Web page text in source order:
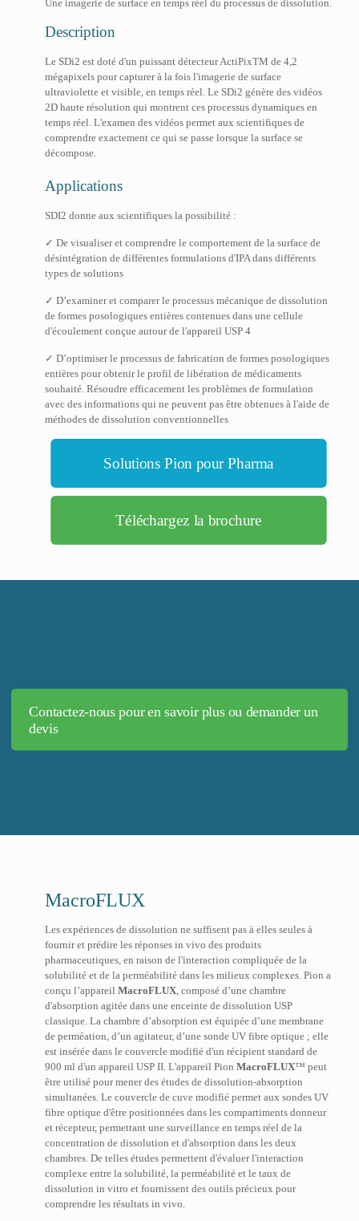
Une imagerie de surface en temps réel du processus de dissolution.
Description
Le SDi2 est doté d'un puissant détecteur ActiPixTM de 4,2
mégapixels pour capturer à la fois l'imagerie de surface
ultraviolette et visible, en temps réel. Le SDi2 génère des vidéos
2D haute résolution qui montrent ces processus dynamiques en
temps réel. L'examen des vidéos permet aux scientifiques de
comprendre exactement ce qui se passe lorsque la surface se
décompose.
Applications
SDI2 donne aux scientifiques la possibilité :
✓ De visualiser et comprendre le comportement de la surface de
désintégration de différentes formulations d'IPA dans différents
types de solutions
✓ D’examiner et comparer le processus mécanique de dissolution
de formes posologiques entières contenues dans une cellule
d'écoulement conçue autour de l'appareil USP 4
✓ D’optimiser le processus de fabrication de formes posologiques
entières pour obtenir le profil de libération de médicaments
souhaité. Résoudre efficacement les problèmes de formulation
avec des informations qui ne peuvent pas être obtenues à l'aide de
méthodes de dissolution conventionnelles
Solutions Pion pour Pharma
Téléchargez la brochure
Contactez-nous pour en savoir plus ou demander un
devis
MacroFLUX
Les expériences de dissolution ne suffisent pas à elles seules à
fournir et prédire les réponses in vivo des produits
pharmaceutiques, en raison de l'interaction compliquée de la
solubilité et de la perméabilité dans les milieux complexes. Pion a
conçu l’appareil MacroFLUX, composé d’une chambre
d'absorption agitée dans une enceinte de dissolution USP
classique. La chambre d’absorption est équipée d’une membrane
de perméation, d’un agitateur, d’une sonde UV fibre optique ; elle
est insérée dans le couvercle modifié d'un récipient standard de
900 ml d'un appareil USP II. L'appareil Pion MacroFLUX™ peut
être utilisé pour mener des études de dissolution-absorption
simultanées. Le couvercle de cuve modifié permet aux sondes UV
fibre optique d'être positionnées dans les compartiments donneur
et récepteur, permettant une surveillance en temps réel de la
concentration de dissolution et d'absorption dans les deux
chambres. De telles études permettent d'évaluer l'interaction
complexe entre la solubilité, la perméabilité et le taux de
dissolution in vitro et fournissent des outils précieux pour
comprendre les résultats in vivo.